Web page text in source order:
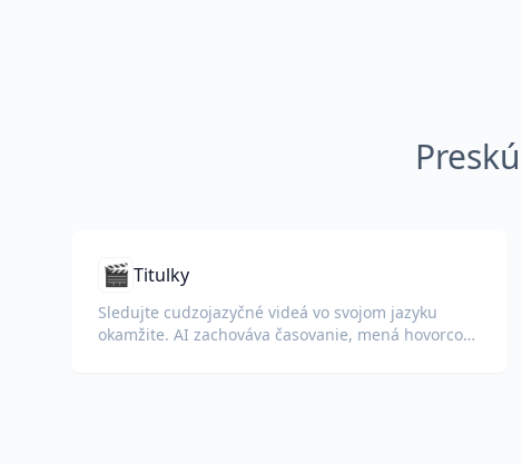
🎬 Titulky
Sledujte cudzojazyčné videá vo svojom jazyku
okamžite. AI zachováva časovanie, mená hovorcov